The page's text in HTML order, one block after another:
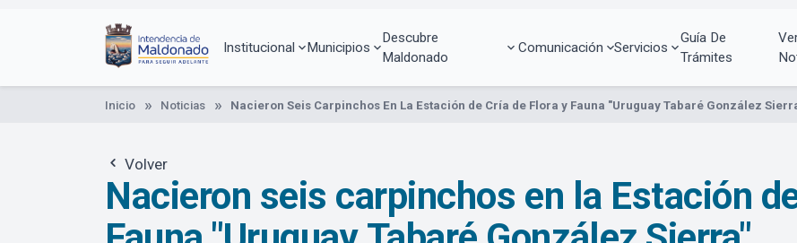
Institucional Municipios
Descubre
Maldonado
Comunicación Servicios
Guía De
Trámites
Inicio Noticias Nacieron Seis Carpinchos En La Estación de Cría de Flora y Fauna "Uruguay Tabaré González
Volver
Nacieron seis carpinchos en la Estación